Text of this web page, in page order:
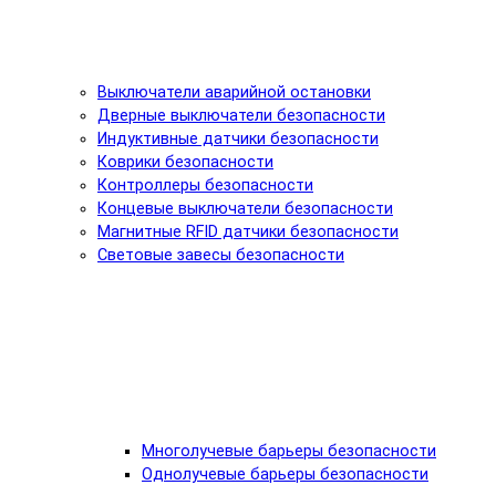
Выключатели аварийной остановки
Дверные выключатели безопасности
Индуктивные датчики безопасности
Коврики безопасности
Контроллеры безопасности
Концевые выключатели безопасности
Магнитные RFID датчики безопасности
Световые завесы безопасности
Многолучевые барьеры безопасности
Однолучевые барьеры безопасности